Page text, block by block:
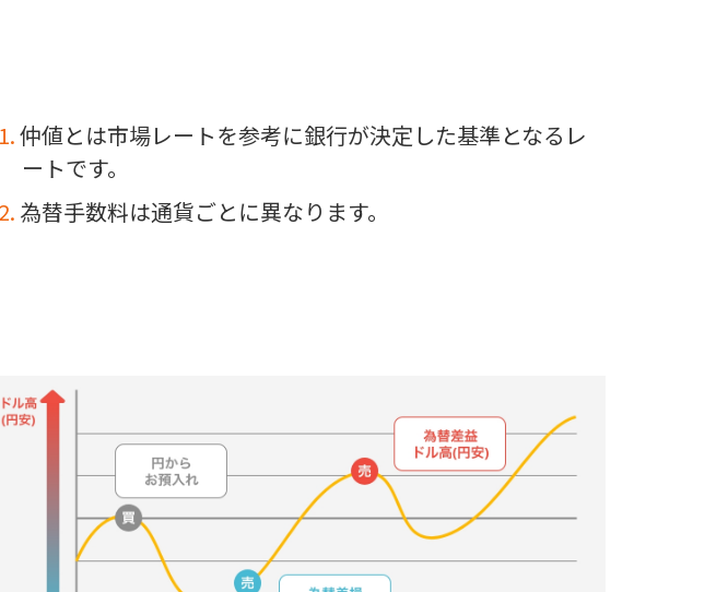
仲値とは市場レートを参考に銀行が決定した基準となるレ
ートです。
為替手数料は通貨ごとに異なります。